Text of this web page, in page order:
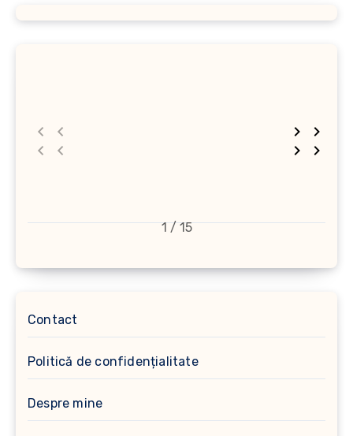
1 / 15
Contact
Politică de confidențialitate
Despre mine